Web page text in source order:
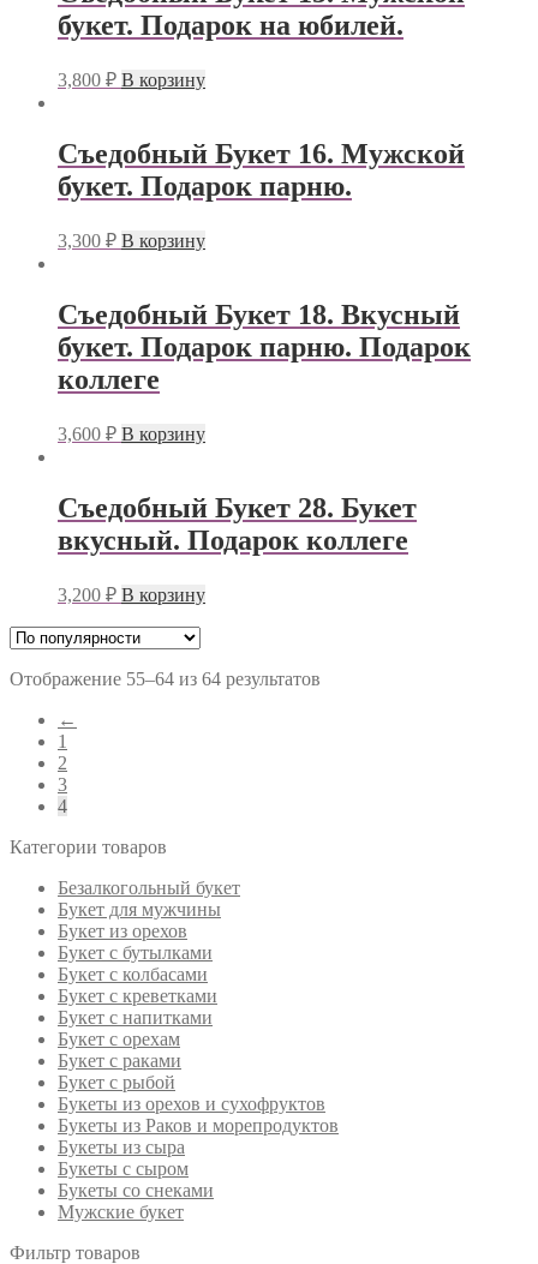
букет. Подарок на юбилей.
3,800 ₽ В корзину
Съедобный Букет 16. Мужской
букет. Подарок парню.
3,300 ₽ В корзину
Съедобный Букет 18. Вкусный
букет. Подарок парню. Подарок
коллеге
3,600 ₽ В корзину
Съедобный Букет 28. Букет
вкусный. Подарок коллеге
3,200 ₽ В корзину
Отображение 55–64 из 64 результатов
←
1
2
3
4
Категории товаров
Безалкогольный букет
Букет для мужчины
Букет из орехов
Букет с бутылками
Букет с колбасами
Букет с креветками
Букет с напитками
Букет с орехам
Букет с раками
Букет с рыбой
Букеты из орехов и сухофруктов
Букеты из Раков и морепродуктов
Букеты из сыра
Букеты с сыром
Букеты со снеками
Мужские букет
Фильтр товаров